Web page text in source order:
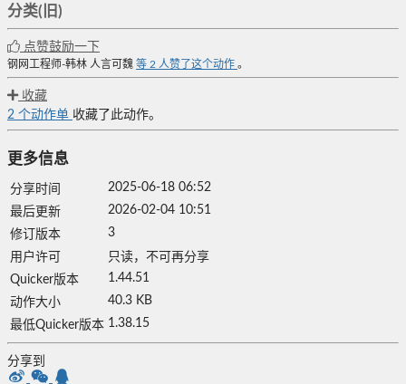
分类(旧)
点赞鼓励一下
钢网工程师-韩林 人言可魏 等 2 人赞了这个动作 。
收藏
2 个动作单 收藏了此动作。
更多信息
分享时间
2025-06-18 06:52
最后更新
2026-02-04 10:51
修订版本
3
用户许可
只读，不可再分享
Quicker版本
1.44.51
动作大小
40.3 KB
最低Quicker版本 1.38.15
分享到